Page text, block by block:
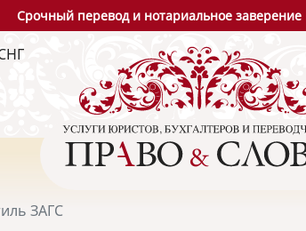
Срочный перевод и нотариальное
ЗАГС